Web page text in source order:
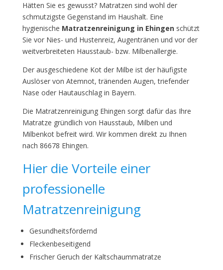
Hätten Sie es gewusst? Matratzen sind wohl der
schmutzigste Gegenstand im Haushalt. Eine
hygienische Matratzenreinigung in Ehingenschützt
Sie vor Nies- und Hustenreiz, Augentränen und vor der
weitverbreiteten Hausstaub- bzw. Milbenallergie.
Der ausgeschiedene Kot der Milbe ist der häufigste
Auslöser von Atemnot, tränenden Augen, triefender
Nase oder Hautauschlag in Bayern.
Die Matratzenreinigung Ehingen sorgt dafür das Ihre
Matratze gründlich von Hausstaub, Milben und
Milbenkot befreit wird. Wir kommen direkt zu Ihnen
nach 86678 Ehingen.
Hier die Vorteile einer
professionelle
Matratzenreinigung
Gesundheitsfördernd
Fleckenbeseitigend
Frischer Geruch der Kaltschaummatratze